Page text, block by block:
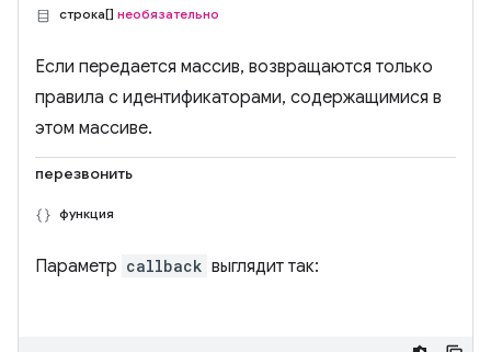
строка[] необязательно
Если передается массив, возвращаются только
правила с идентификаторами, содержащимися в
этом массиве.
перезвонить
функция
Параметр callback выглядит так: